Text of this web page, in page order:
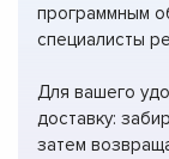
программным
специалисты
Для вашего
доставку:
затем